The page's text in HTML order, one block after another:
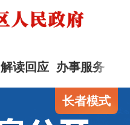
解读回应 办事服务
长者模式